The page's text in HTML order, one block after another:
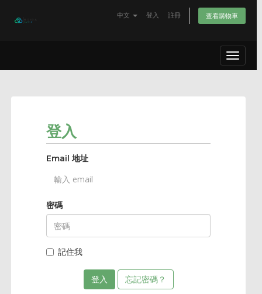
中文 登入 註冊 查看購物車
Toggle
登入
Email 地址
密碼
記住我
忘記密碼？